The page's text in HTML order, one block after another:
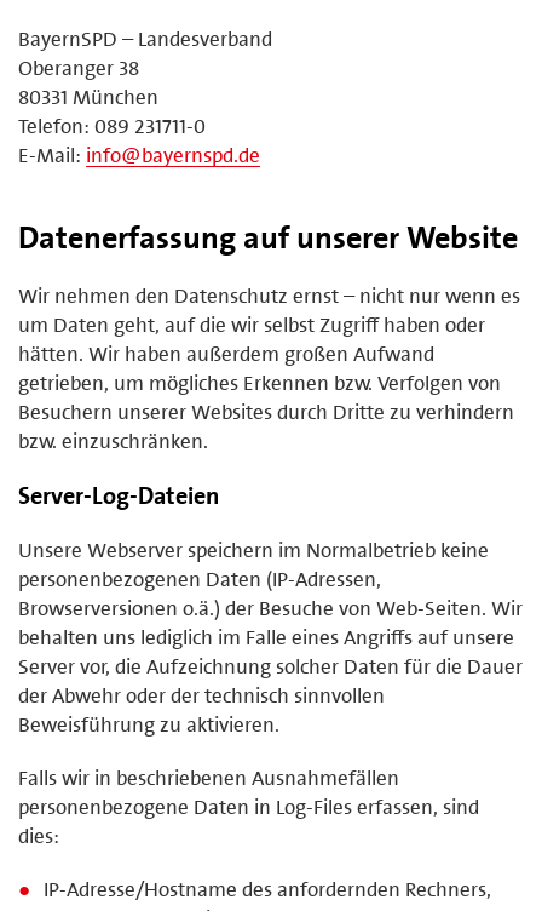
BayernSPD – Landesverband
Oberanger 38
80331 München
Telefon: 089 231711-0
E-Mail: info@bayernspd.de
Datenerfassung auf unserer Website
Wir nehmen den Datenschutz ernst – nicht nur wenn es
um Daten geht, auf die wir selbst Zugriff haben oder
hätten. Wir haben außerdem großen Aufwand
getrieben, um mögliches Erkennen bzw. Verfolgen von
Besuchern unserer Websites durch Dritte zu verhindern
bzw. einzuschränken.
Server-Log-Dateien
Unsere Webserver speichern im Normalbetrieb keine
personenbezogenen Daten (IP-Adressen,
Browserversionen o.ä.) der Besuche von Web-Seiten. Wir
behalten uns lediglich im Falle eines Angriffs auf unsere
Server vor, die Aufzeichnung solcher Daten für die Dauer
der Abwehr oder der technisch sinnvollen
Beweisführung zu aktivieren.
Falls wir in beschriebenen Ausnahmefällen
personenbezogene Daten in Log-Files erfassen, sind
dies:
IP-Adresse/Hostname des anfordernden Rechners,